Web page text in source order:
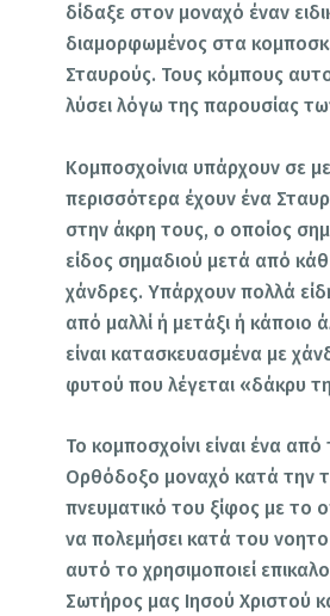
δίδαξε στον μοναχό έναν
διαμορφωμένος στα
Σταυρούς. Τους κόμπους
λύσει λόγω της παρουσίας
Κομποσχοίνια υπάρχουν σε
περισσότερα έχουν ένα
στην άκρη τους, ο οποίος
είδος σημαδιού μετά από
χάνδρες. Υπάρχουν πολλά
από μαλλί ή μετάξι ή κάποιο
είναι κατασκευασμένα με
φυτού που λέγεται «δάκρυ
Το κομποσχοίνι είναι ένα
Ορθόδοξο μοναχό κατά την
πνευματικό του ξίφος με το
να πολεμήσει κατά του
αυτό το χρησιμοποιεί
Σωτήρος μας Ιησού Χριστού